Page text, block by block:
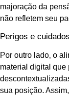
majoração da
não refletem seu
Perigos e
Por outro lado, o
material digital que
sua posição.